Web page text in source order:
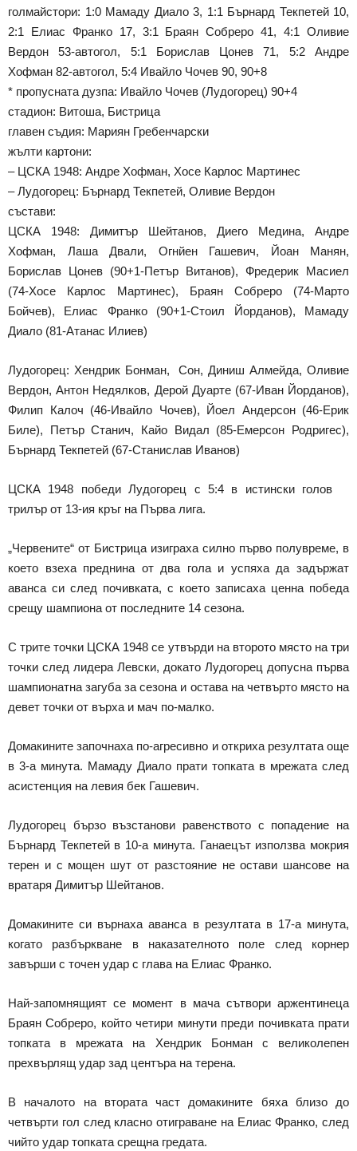
голмайстори: 1:0 Мамаду Диало 3, 1:1 Бърнард Текпетей 10,
2:1 Елиас Франко 17, 3:1 Браян Собреро 41, 4:1 Оливие
Вердон 53-автогол, 5:1 Борислав Цонев 71, 5:2 Андре
Хофман 82-автогол, 5:4 Ивайло Чочев 90, 90+8
* пропусната дузпа: Ивайло Чочев (Лудогорец) 90+4
стадион: Витоша, Бистрица
главен съдия: Мариян Гребенчарски
жълти картони:
– ЦСКА 1948: Андре Хофман, Хосе Карлос Мартинес
– Лудогорец: Бърнард Текпетей, Оливие Вердон
състави:
ЦСКА 1948: Димитър Шейтанов, Диего Медина, Андре
Хофман, Лаша Двали, Огнйен Гашевич, Йоан Манян,
Борислав Цонев (90+1-Петър Витанов), Фредерик Масиел
(74-Хосе Карлос Мартинес), Браян Собреро (74-Марто
Бойчев), Елиас Франко (90+1-Стоил Йорданов), Мамаду
Диало (81-Атанас Илиев)
Лудогорец: Хендрик Бонман, Сон, Диниш Алмейда, Оливие
Вердон, Антон Недялков, Дерой Дуарте (67-Иван Йорданов),
Филип Калоч (46-Ивайло Чочев), Йоел Андерсон (46-Ерик
Биле), Петър Станич, Кайо Видал (85-Емерсон Родригес),
Бърнард Текпетей (67-Станислав Иванов)
ЦСКА 1948 победи Лудогорец с 5:4 в истински голов
трилър от 13-ия кръг на Първа лига.
„Червените“ от Бистрица изиграха силно първо полувреме, в
което взеха преднина от два гола и успяха да задържат
аванса си след почивката, с което записаха ценна победа
срещу шампиона от последните 14 сезона.
С трите точки ЦСКА 1948 се утвърди на второто място на три
точки след лидера Левски, докато Лудогорец допусна първа
шампионатна загуба за сезона и остава на четвърто място на
девет точки от върха и мач по-малко.
Домакините започнаха по-агресивно и откриха резултата още
в 3-а минута. Мамаду Диало прати топката в мрежата след
асистенция на левия бек Гашевич.
Лудогорец бързо възстанови равенството с попадение на
Бърнард Текпетей в 10-а минута. Ганаецът използва мокрия
терен и с мощен шут от разстояние не остави шансове на
вратаря Димитър Шейтанов.
Домакините си върнаха аванса в резултата в 17-а минута,
когато разбъркване в наказателното поле след корнер
завърши с точен удар с глава на Елиас Франко.
Най-запомнящият се момент в мача сътвори аржентинеца
Браян Собреро, който четири минути преди почивката прати
топката в мрежата на Хендрик Бонман с великолепен
прехвърлящ удар зад центъра на терена.
В началото на втората част домакините бяха близо до
четвърти гол след класно отиграване на Елиас Франко, след
чийто удар топката срещна гредата.